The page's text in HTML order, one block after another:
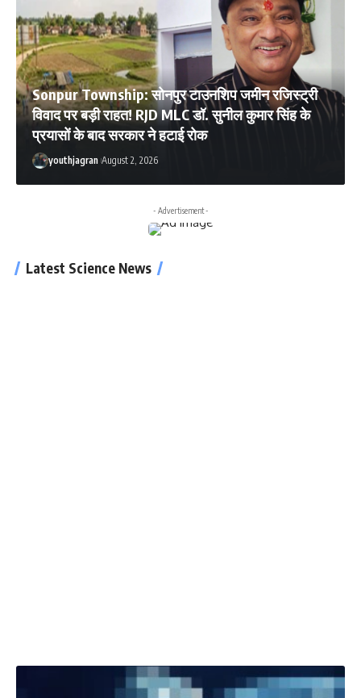
Sonpur Township: सोनपुर टाउनशिप जमीन रजिस्ट्री
विवाद पर बड़ी राहत! RJD MLC डॉ. सुनील कुमार सिंह के
प्रयासों के बाद सरकार ने हटाई रोक
youthjagran August 2, 2026
- Advertisement -
Latest Science News